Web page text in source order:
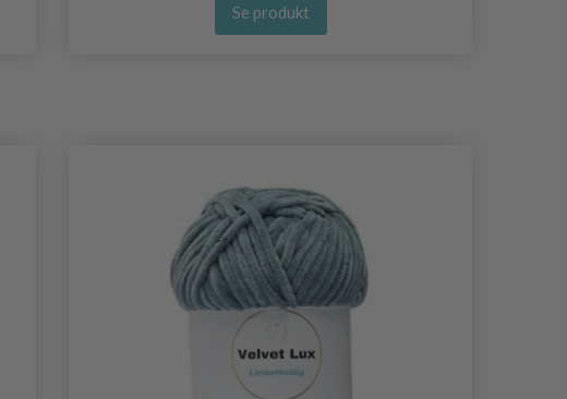
Se produkt